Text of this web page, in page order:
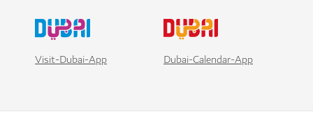
Visit-Dubai-App Dubai-Calendar-App